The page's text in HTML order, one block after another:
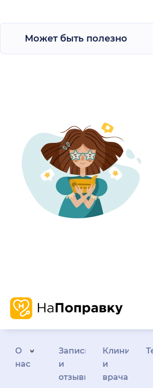
Может быть полезно
О
нас
Запись
и
отзывы
Клиникам
и
врачам